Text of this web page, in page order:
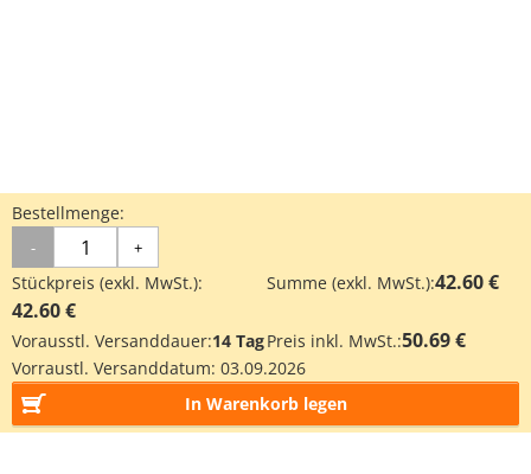
Bestellmenge:
- +
Stückpreis (exkl. MwSt.):
42.60 €
Summe (exkl. MwSt.):42.60 €
Vorausstl. Versanddauer:14 TagPreis inkl. MwSt.:50.69 €
Vorraustl. Versanddatum: 03.09.2026
In Warenkorb legen